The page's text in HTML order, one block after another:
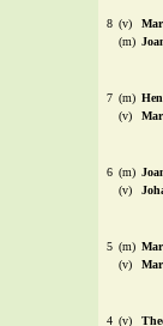
8 (v)
(m)
7 (m)
(v)
6 (m)
(v)
5 (m)
(v)
4 (v)